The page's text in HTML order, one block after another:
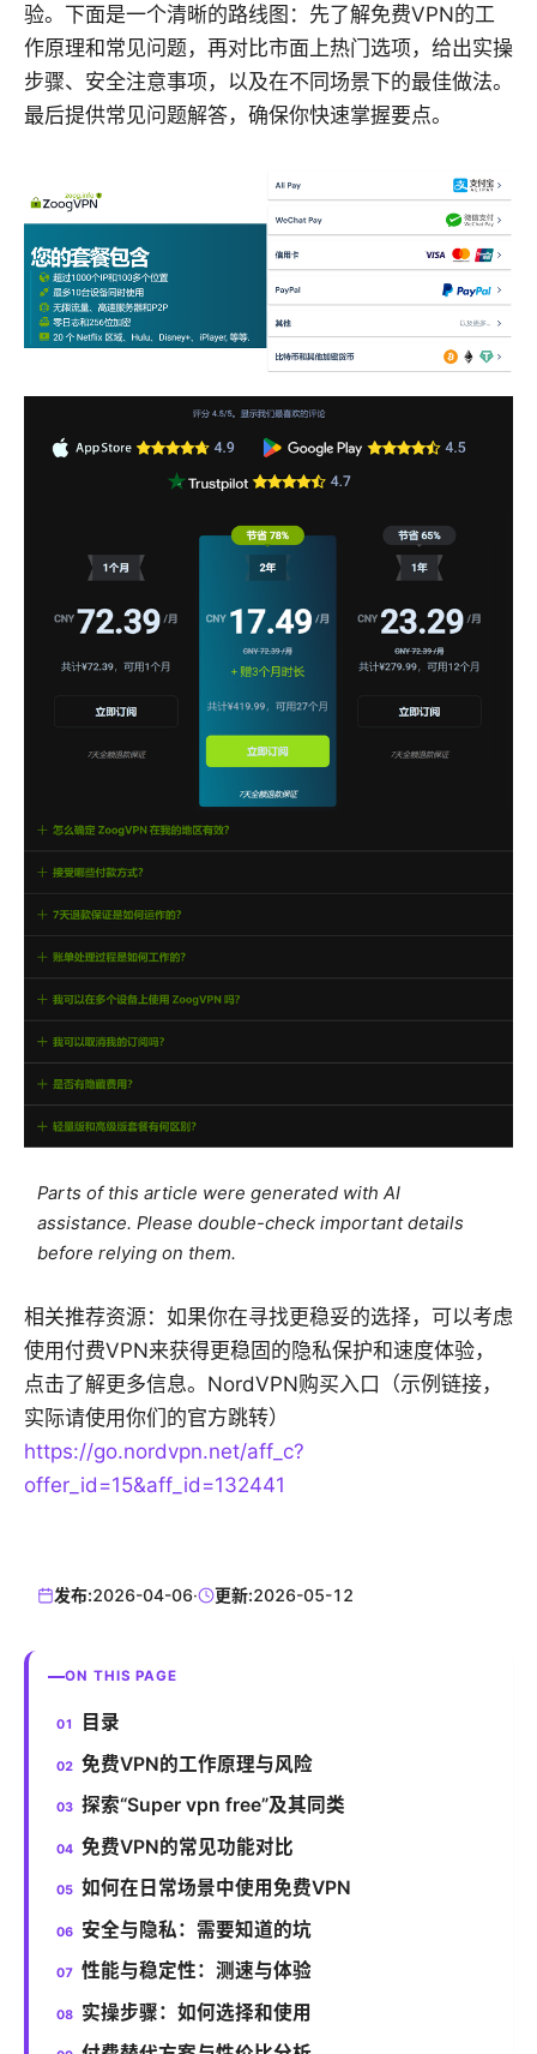
验。下面是一个清晰的路线图：先了解免费VPN的工
作原理和常见问题，再对比市面上热门选项，给出实操
步骤、安全注意事项，以及在不同场景下的最佳做法。
最后提供常见问题解答，确保你快速掌握要点。
Parts of this article were generated with AI
assistance. Please double-check important details
before relying on them.
相关推荐资源：如果你在寻找更稳妥的选择，可以考虑
使用付费VPN来获得更稳固的隐私保护和速度体验，
点击了解更多信息。NordVPN购买入口（示例链接，
实际请使用你们的官方跳转）
https://go.nordvpn.net/aff_c?
offer_id=15&aff_id=132441
发布:2026-04-06· 更新:2026-05-12
ON THIS PAGE
目录
免费VPN的工作原理与风险
探索“Super vpn free”及其同类
免费VPN的常见功能对比
如何在日常场景中使用免费VPN
安全与隐私：需要知道的坑
性能与稳定性：测速与体验
实操步骤：如何选择和使用